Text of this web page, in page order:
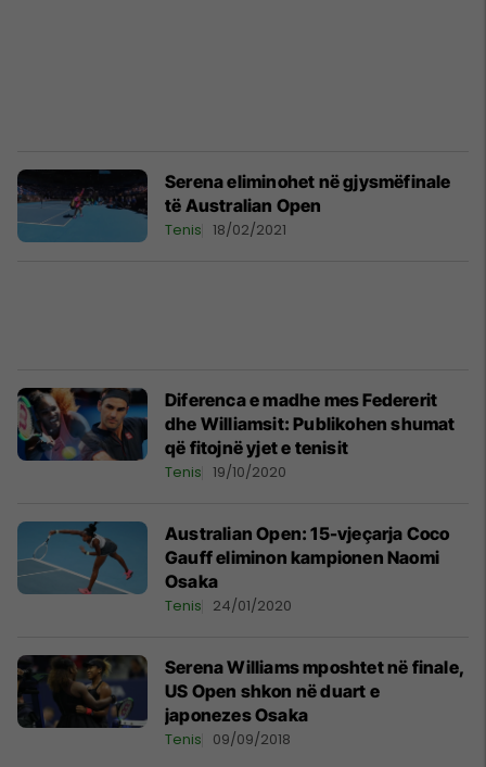
Serena eliminohet në gjysmëfinale
të Australian Open
Tenis 18/02/2021
Diferenca e madhe mes Federerit
dhe Williamsit: Publikohen shumat
që fitojnë yjet e tenisit
Tenis 19/10/2020
Australian Open: 15-vjeçarja Coco
Gauff eliminon kampionen Naomi
Osaka
Tenis 24/01/2020
Serena Williams mposhtet në finale,
US Open shkon në duart e
japonezes Osaka
Tenis 09/09/2018